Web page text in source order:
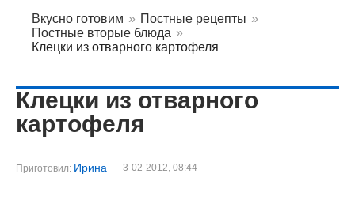
Вкусно готовим » Постные рецепты »
Постные вторые блюда »
Клецки из отварного картофеля
Клецки из отварного
картофеля
Приготовил: Ирина 3-02-2012, 08:44